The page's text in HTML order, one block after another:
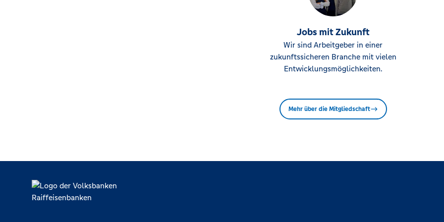
Jobs mit Zukunft
Wir sind Arbeitgeber in einer
zukunftssicheren Branche mit vielen
Entwicklungsmöglichkeiten.
Mehr über die Mitgliedschaft